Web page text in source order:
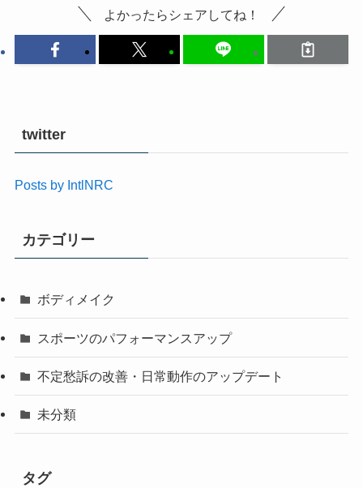
よかったらシェアしてね！
twitter
Posts by IntlNRC
カテゴリー
ボディメイク
スポーツのパフォーマンスアップ
不定愁訴の改善・日常動作のアップデート
未分類
タグ